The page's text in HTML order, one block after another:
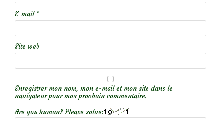
E-mail *
Site web
Enregistrer mon nom, mon e-mail et mon site dans le
navigateur pour mon prochain commentaire.
Are you human? Please solve: